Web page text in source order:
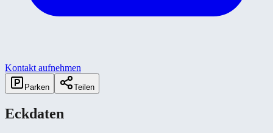
Kontakt aufnehmen
Parken Teilen
Eckdaten